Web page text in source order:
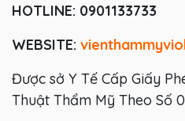
HOTLINE: 0901133733
WEBSITE:
Được sở Y Tế Cấp Giấy
Thuật Thẩm Mỹ Theo Số